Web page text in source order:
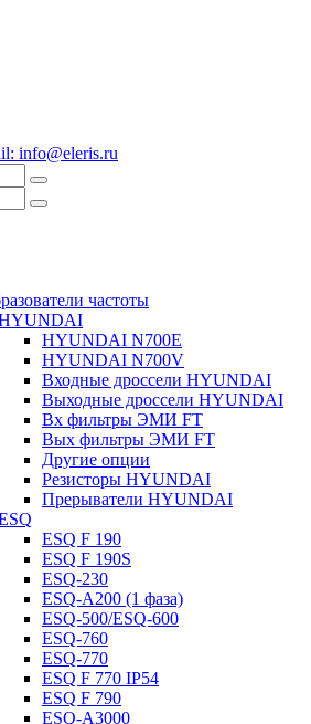
info@eleris.ru
частоты
HYUNDAI N700E
HYUNDAI N700V
Входные дроссели HYUNDAI
Выходные дроссели HYUNDAI
Вх фильтры ЭМИ FT
Вых фильтры ЭМИ FT
Другие опции
Резисторы HYUNDAI
Прерыватели HYUNDAI
ESQ F 190
ESQ F 190S
ESQ-230
ESQ-A200 (1 фаза)
ESQ-500/ESQ-600
ESQ-760
ESQ-770
ESQ F 770 IP54
ESQ F 790
ESQ-A3000